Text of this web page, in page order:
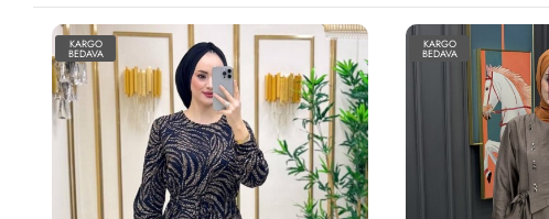
KARGO
BEDAVA
KARGO
BEDAVA